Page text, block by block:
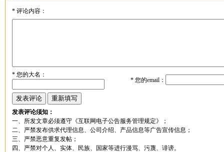
*评论内容：
*您的大名：
*您的email：
发表评论须知：
一、所发文章必须遵守《互联网电子公告服务管理规定》；
二、严禁发布供求代理信息、公司介绍、产品信息等广告宣传信息；
三、严禁恶意重复发帖；
四、严禁对个人、实体、民族、国家等进行漫骂、污蔑、诽谤。